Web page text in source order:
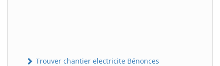
Trouver chantier electricite Bénonces